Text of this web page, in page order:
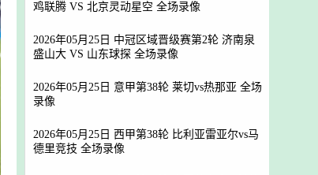
鸡联腾 VS 北京灵动星空 全场录像
2026年05月25日 中冠区域晋级赛第2轮 济南泉
盛山大 VS 山东球探 全场录像
2026年05月25日 意甲第38轮 莱切vs热那亚 全场
录像
2026年05月25日 西甲第38轮 比利亚雷亚尔vs马
德里竞技 全场录像